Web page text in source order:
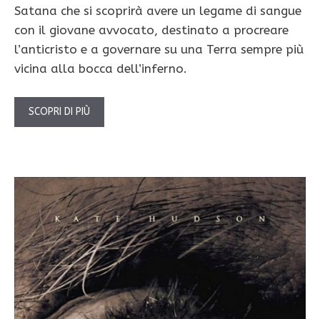
Satana che si scoprirà avere un legame di sangue
con il giovane avvocato, destinato a procreare
l’anticristo e a governare su una Terra sempre più
vicina alla bocca dell’inferno.
SCOPRI DI PIÙ